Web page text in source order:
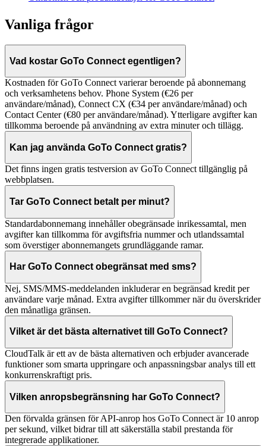
Vanliga frågor
Vad kostar GoTo Connect egentligen?
Kostnaden för GoTo Connect varierar beroende på abonnemang
och verksamhetens behov. Phone System (€26 per
användare/månad), Connect CX (€34 per användare/månad) och
Contact Center (€80 per användare/månad). Ytterligare avgifter kan
tillkomma beroende på användning av extra minuter och tillägg.
Kan jag använda GoTo Connect gratis?
Det finns ingen gratis testversion av GoTo Connect tillgänglig på
webbplatsen.
Tar GoTo Connect betalt per minut?
Standardabonnemang innehåller obegränsade inrikessamtal, men
avgifter kan tillkomma för avgiftsfria nummer och utlandssamtal
som överstiger abonnemangets grundläggande ramar.
Har GoTo Connect obegränsat med sms?
Nej, SMS/MMS-meddelanden inkluderar en begränsad kredit per
användare varje månad. Extra avgifter tillkommer när du överskrider
den månatliga gränsen.
Vilket är det bästa alternativet till GoTo Connect?
CloudTalk är ett av de bästa alternativen och erbjuder avancerade
funktioner som smarta uppringare och anpassningsbar analys till ett
konkurrenskraftigt pris.
Vilken anropsbegränsning har GoTo Connect?
Den förvalda gränsen för API-anrop hos GoTo Connect är 10 anrop
per sekund, vilket bidrar till att säkerställa stabil prestanda för
integrerade applikationer.